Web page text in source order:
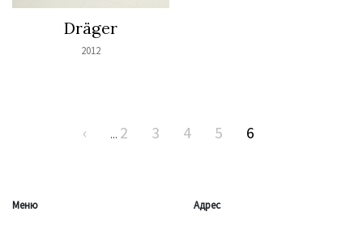
Dräger
2012
‹ ... 2 3 4 5 6
Меню Адрес